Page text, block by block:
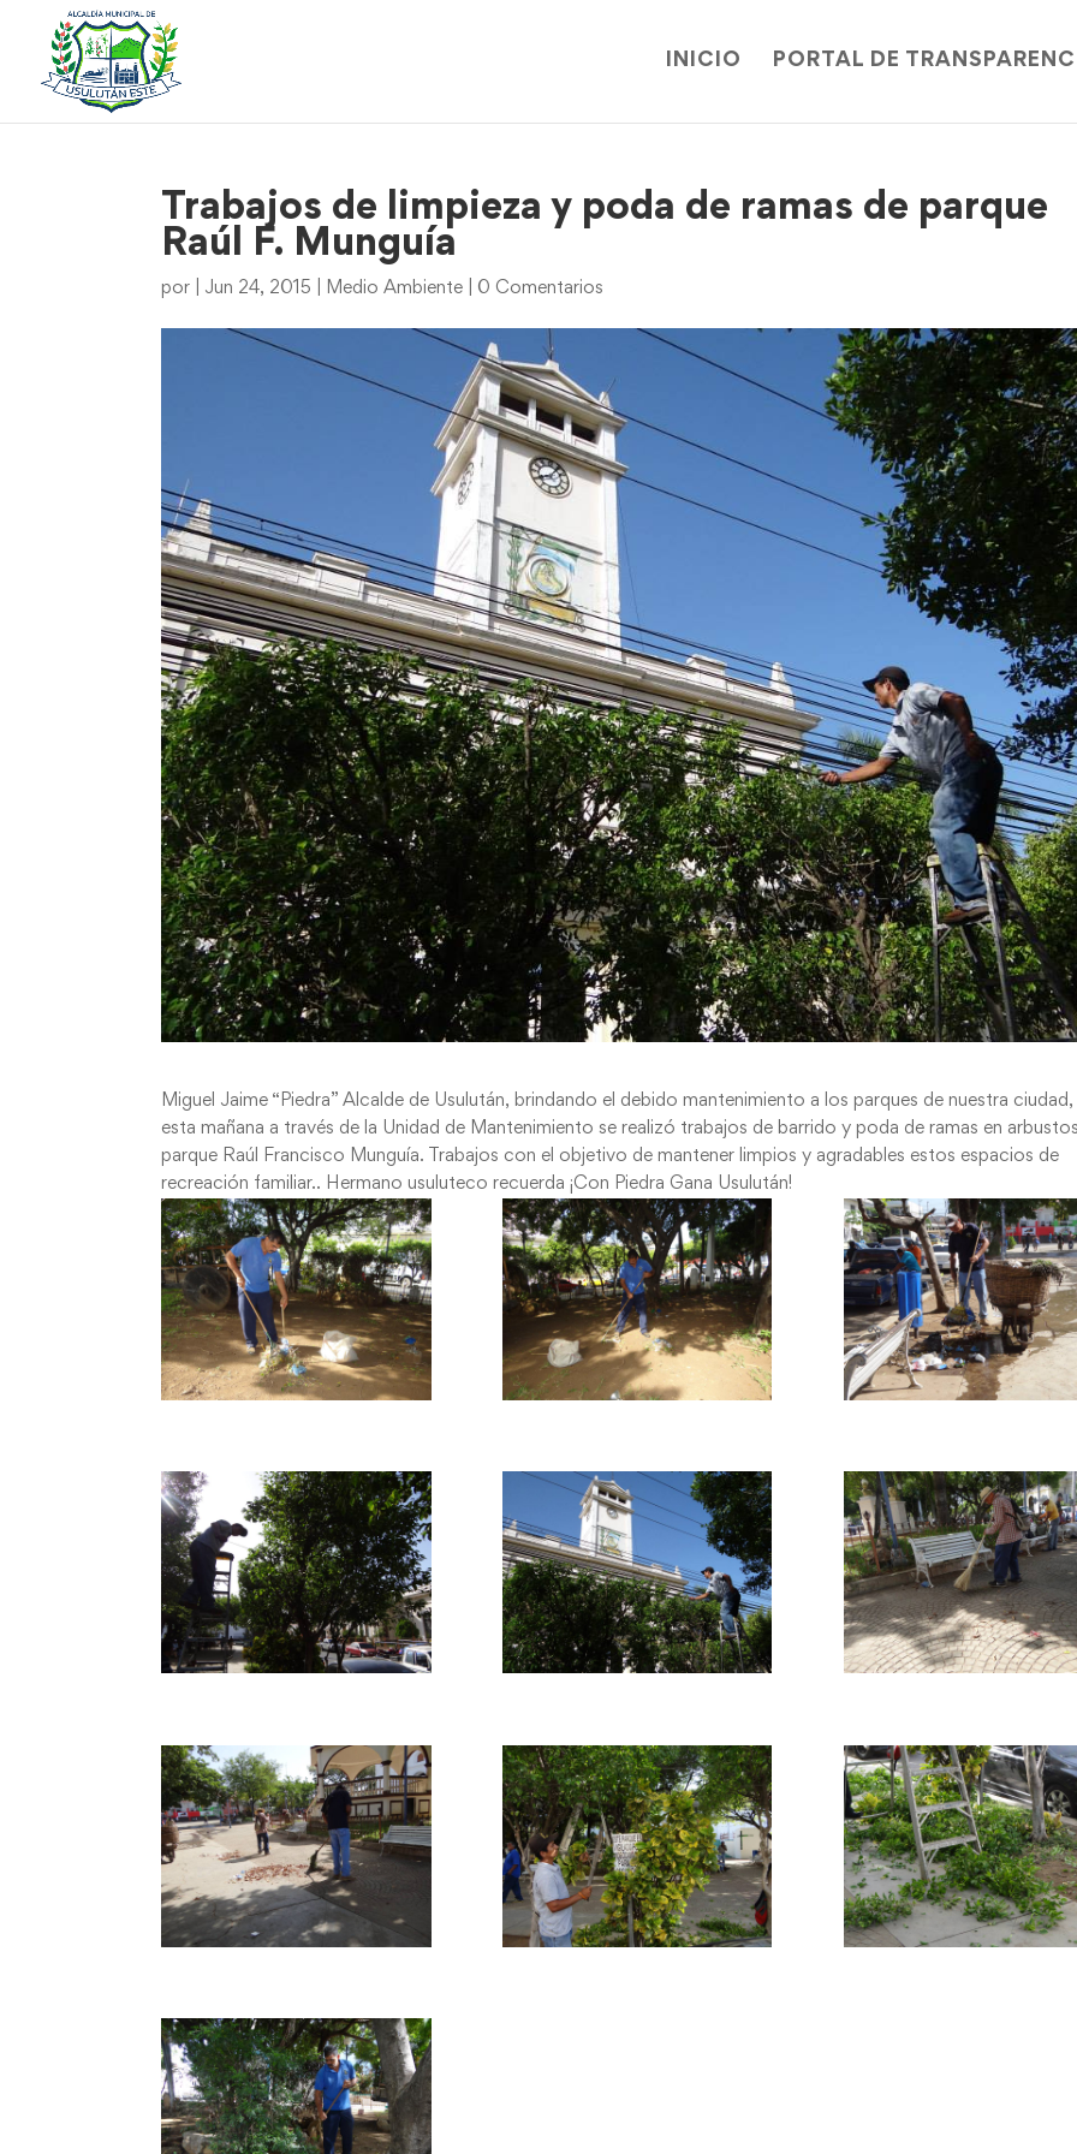
INICIO PORTAL DE
Trabajos de limpieza y poda de ramas de parque
Raúl F. Munguía
por Jun 24, 2015 Medio Ambiente 0 Comentarios
Miguel Jaime “Piedra” Alcalde de Usulután, brindando el debido mantenimiento a los parques de nuestra ciudad,
esta mañana a través de la Unidad de Mantenimiento se realizó trabajos de barrido y poda de ramas en
parque Raúl Francisco Munguía. Trabajos con el objetivo de mantener limpios y agradables estos espacios de
recreación familiar.. Hermano usuluteco recuerda ¡Con Piedra Gana Usulután!